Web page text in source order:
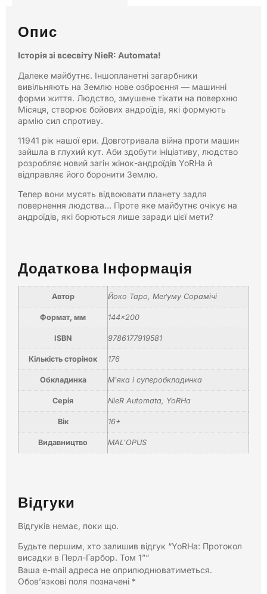
Опис
Історія зі всесвіту NieR: Automata!
Далеке майбутнє. Іншопланетні загарбники
вивільняють на Землю нове озброєння — машинні
форми життя. Людство, змушене тікати на поверхню
Місяця, створює бойових андроїдів, які формують
армію сил спротиву.
11941 рік нашої ери. Довготривала війна проти машин
зайшла в глухий кут. Аби здобути ініціативу, людство
розробляє новий загін жінок-андроїдів YoRHa й
відправляє його боронити Землю.
Тепер вони мусять відвоювати планету задля
повернення людства… Проте яке майбутнє очікує на
андроїдів, які борються лише заради цієї мети?
Додаткова Інформація
Автор Йоко Таро, Меґуму Сорамічі
Формат, мм 144×200
ISBN 9786177919581
Кількість сторінок 176
Обкладинка М'яка і суперобкладинка
Серія NieR Automata YoRHa
Вік 16+
Видавництво MAL'OPUS
Відгуки
Відгуків немає, поки що.
Будьте першим, хто залишив відгук “YoRHa: Протокол
висадки в Перл-Гарбор. Том 1”“
Ваша e-mail адреса не оприлюднюватиметься.
Обов’язкові поля позначені *